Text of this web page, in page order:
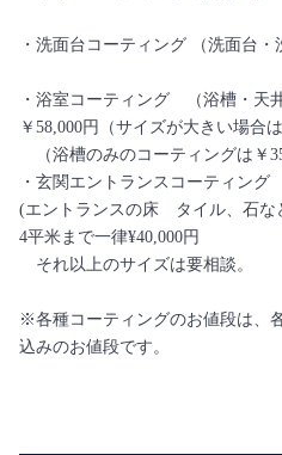
・洗面台コーティング （洗面台
・浴室コーティング （浴槽・天
￥58,000円（サイズが大きい場合
（浴槽のみのコーティングは￥
・玄関エントランスコーティング
(エントランスの床 タイル、石な
4平米まで一律¥40,000円
それ以上のサイズは要相談。
※各種コーティングのお値段は、
込みのお値段です。